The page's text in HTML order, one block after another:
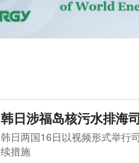
韩日涉福岛核污水排海
韩日两国16日以视频形式举行
续措施